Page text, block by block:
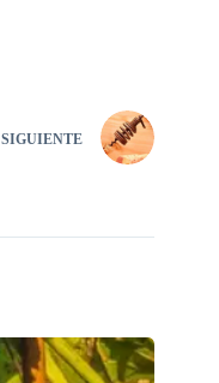
SIGUIENTE